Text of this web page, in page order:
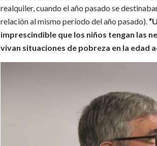
realquiler, cuando el año pasado se
relación al mismo período del año pasado).
imprescindible que los niños tengan las
vivan situaciones de pobreza en la edad